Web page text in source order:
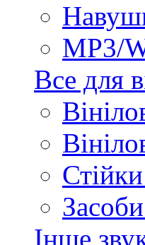
MP3/
Все для
Інше